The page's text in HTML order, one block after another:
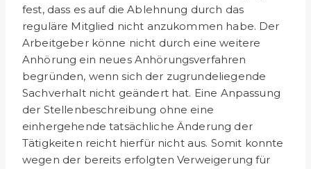
fest, dass es auf die Ablehnung durch das
reguläre Mitglied nicht anzukommen habe. Der
Arbeitgeber könne nicht durch eine weitere
Anhörung ein neues Anhörungsverfahren
begründen, wenn sich der zugrundeliegende
Sachverhalt nicht geändert hat. Eine Anpassung
der Stellenbeschreibung ohne eine
einhergehende tatsächliche Änderung der
Tätigkeiten reicht hierfür nicht aus. Somit konnte
wegen der bereits erfolgten Verweigerung für